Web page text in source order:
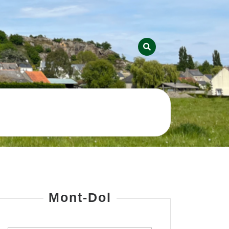
Mont-Dol